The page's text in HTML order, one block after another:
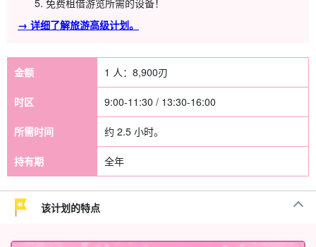
免费租借游览所需的设备！
→ 详细了解旅游高级计划。
金额 1 人： 8,900刃
时区 9:00-11:30 / 13:30-16:00
所需时间 约 2.5 小时。
持有期 全年
该计划的特点